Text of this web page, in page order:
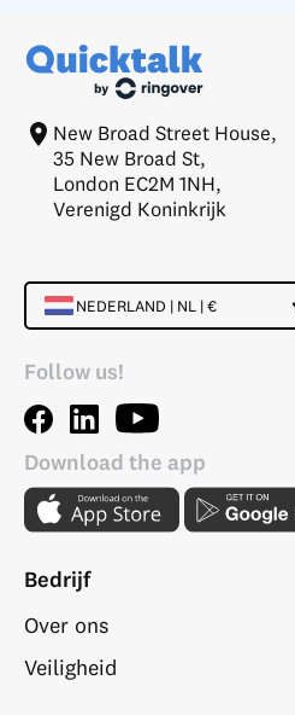
New Broad Street House,
35 New Broad St,
London EC2M 1NH,
Verenigd Koninkrijk
NEDERLAND | NL | €
Follow us!
Download the app
Bedrijf
Over ons
Veiligheid